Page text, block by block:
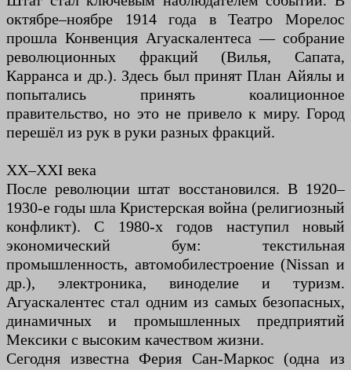
октябре–ноябре 1914 года в Театро Морелос
прошла Конвенция Агуаскалентеса — собрание
революционных фракций (Вилья, Сапата,
Карранса и др.). Здесь был принят План Айялы и
попытались принять коалиционное
правительство, но это не привело к миру. Город
перешёл из рук в руки разных фракций.
XX–XXI века
После революции штат восстановился. В 1920–
1930-е годы шла Кристерская война (религиозный
конфликт). С 1980-х годов наступил новый
экономический бум: текстильная
промышленность, автомобилестроение (Nissan и
др.), электроника, виноделие и туризм.
Агуаскалентес стал одним из самых безопасных,
динамичных и промышленных предприятий
Мексики с высоким качеством жизни.
Сегодня известна Ферия Сан-Маркос (одна из